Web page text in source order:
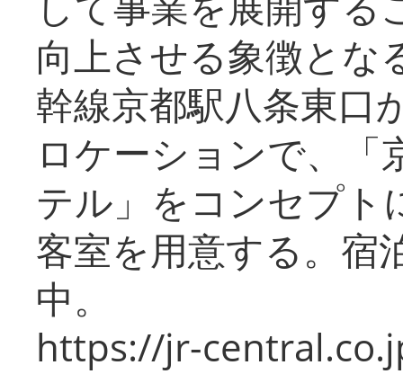
向上させる象徴とな
幹線京都駅八条東口
ロケーションで、「
テル」をコンセプト
客室を用意する。宿
中。
https://jr-